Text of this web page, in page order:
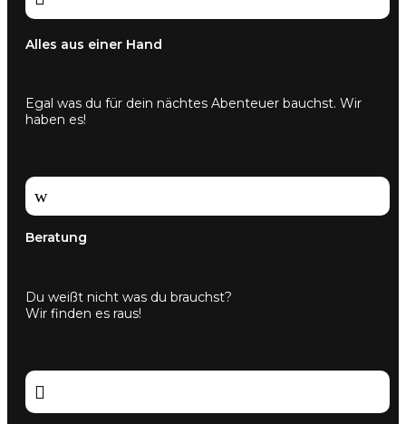
Alles aus einer Hand
Egal was du für dein nächtes Abenteuer bauchst. Wir
haben es!
w
Beratung
Du weißt nicht was du brauchst?
Wir finden es raus!
